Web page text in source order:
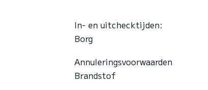
In- en uitchecktijden:
Borg
Annuleringsvoorwaarden
Brandstof